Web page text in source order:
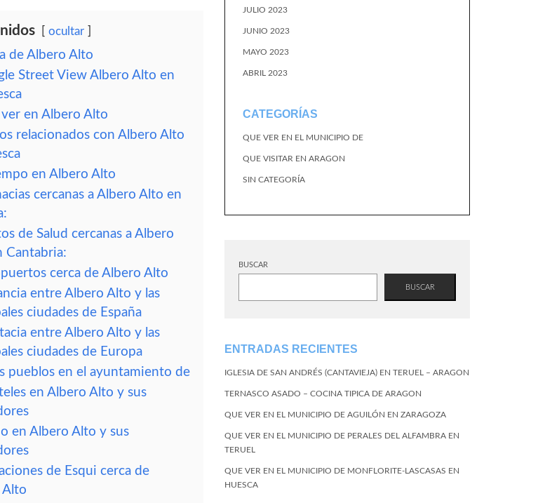
ocultar
de Albero Alto
Street View Albero Alto en
en Albero Alto
relacionados con Albero Alto
en Albero Alto
cercanas a Albero Alto en
de Salud cercanas a Albero
Cantabria:
cerca de Albero Alto
entre Albero Alto y las
ciudades de España
entre Albero Alto y las
ciudades de Europa
pueblos en el ayuntamiento de
en Albero Alto y sus
en Albero Alto y sus
de Esqui cerca de
Alto
JULIO 2023
JUNIO 2023
MAYO 2023
ABRIL 2023
CATEGORÍAS
QUE VER EN EL MUNICIPIO DE
QUE VISITAR EN ARAGON
SIN CATEGORÍA
BUSCAR
BUSCAR
ENTRADAS RECIENTES
IGLESIA DE SAN ANDRÉS (CANTAVIEJA) EN TERUEL – ARAGON
TERNASCO ASADO – COCINA TIPICA DE ARAGON
QUE VER EN EL MUNICIPIO DE AGUILÓN EN ZARAGOZA
QUE VER EN EL MUNICIPIO DE PERALES DEL ALFAMBRA EN
TERUEL
QUE VER EN EL MUNICIPIO DE MONFLORITE-LASCASAS EN
HUESCA